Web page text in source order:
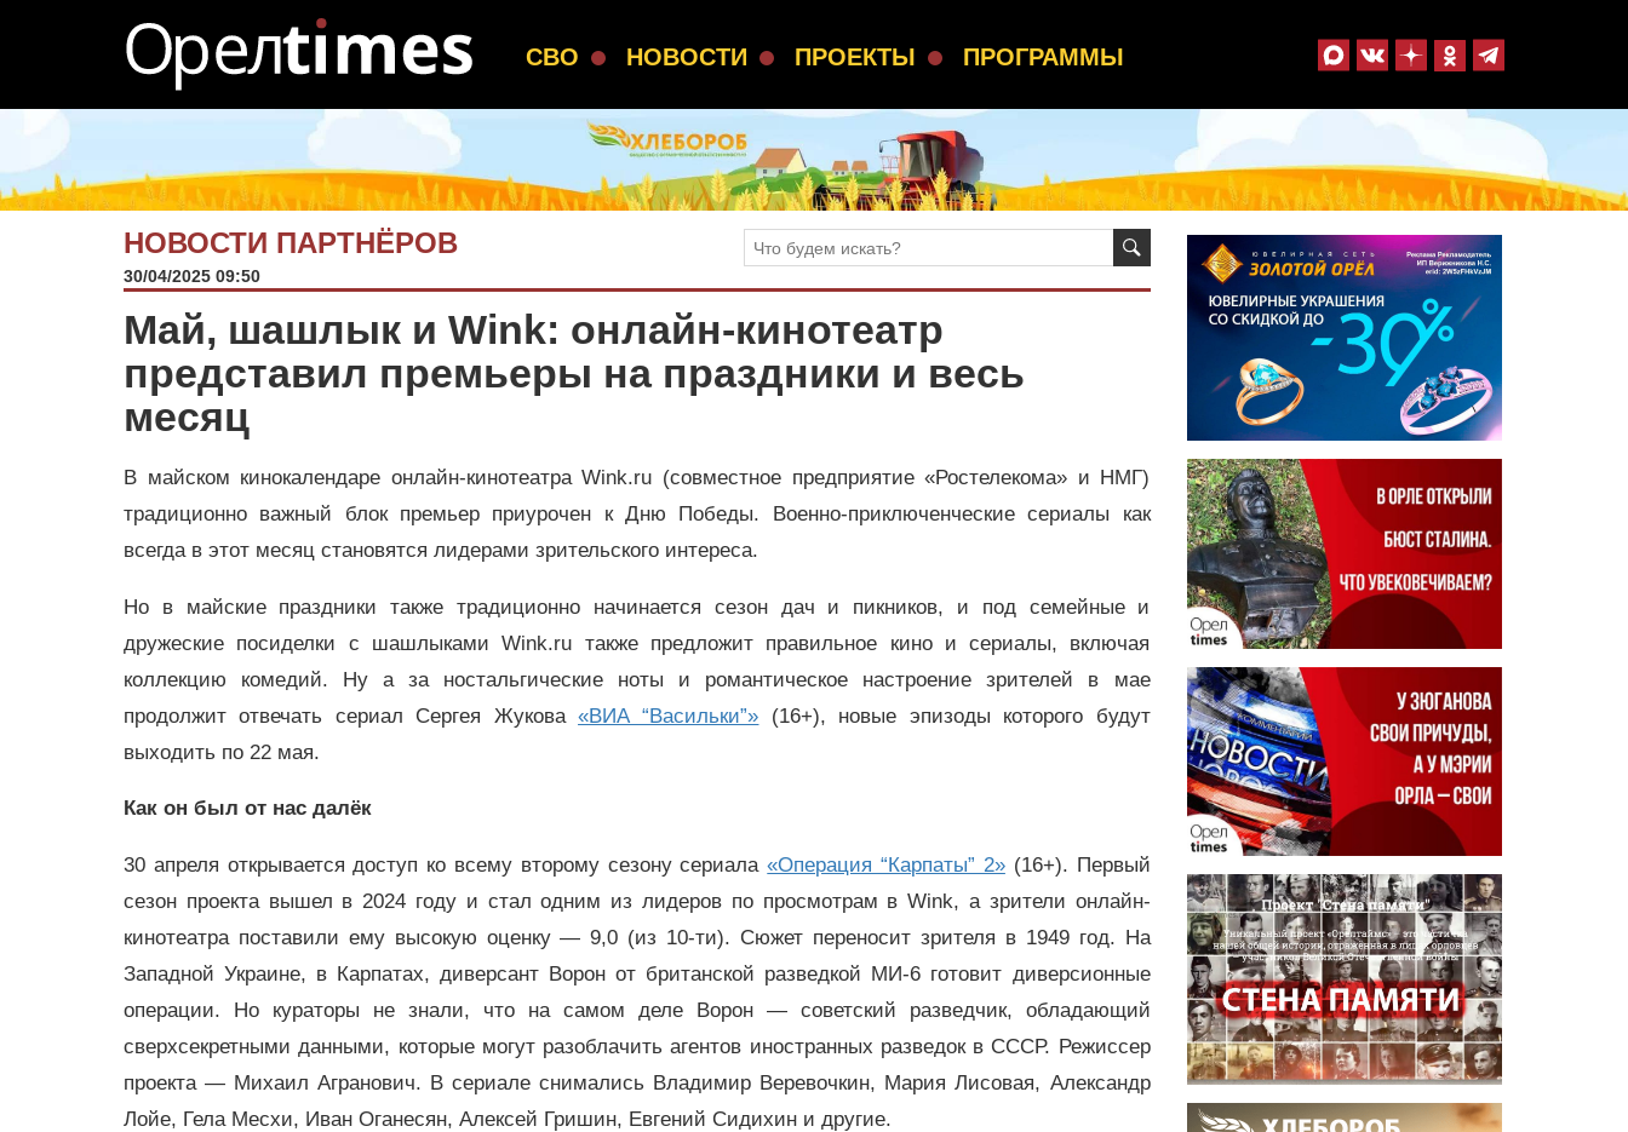
СВО НОВОСТИ ПРОЕКТЫ ПРОГРАММЫ
НОВОСТИ ПАРТНЁРОВ
30/04/2025 09:50
Май, шашлык и Wink: онлайн-кинотеатр
представил премьеры на праздники и весь
месяц
В майском кинокалендаре онлайн-кинотеатра Wink.ru (совместное предприятие «Ростелекома» и НМГ)
традиционно важный блок премьер приурочен к Дню Победы. Военно-приключенческие сериалы как
всегда в этот месяц становятся лидерами зрительского интереса.
Но в майские праздники также традиционно начинается сезон дач и пикников, и под семейные и
дружеские посиделки с шашлыками Wink.ru также предложит правильное кино и сериалы, включая
коллекцию комедий. Ну а за ностальгические ноты и романтическое настроение зрителей в мае
продолжит отвечать сериал Сергея Жукова«ВИА “Васильки”» (16+), новые эпизоды которого будут
выходить по 22 мая.
Как он был от нас далёк
30 апреля открывается доступ ко всему второму сезону сериала«Операция “Карпаты” 2»(16+). Первый
сезон проекта вышел в 2024 году и стал одним из лидеров по просмотрам в Wink, а зрители онлайн-
кинотеатра поставили ему высокую оценку — 9,0 (из 10-ти). Сюжет переносит зрителя в 1949 год. На
Западной Украине, в Карпатах, диверсант Ворон от британской разведкой МИ-6 готовит диверсионные
операции. Но кураторы не знали, что на самом деле Ворон — советский разведчик, обладающий
сверхсекретными данными, которые могут разоблачить агентов иностранных разведок в СССР. Режиссер
проекта — Михаил Агранович. В сериале снимались Владимир Веревочкин, Мария Лисовая, Александр
Лойе, Гела Месхи, Иван Оганесян, Алексей Гришин, Евгений Сидихин и другие.